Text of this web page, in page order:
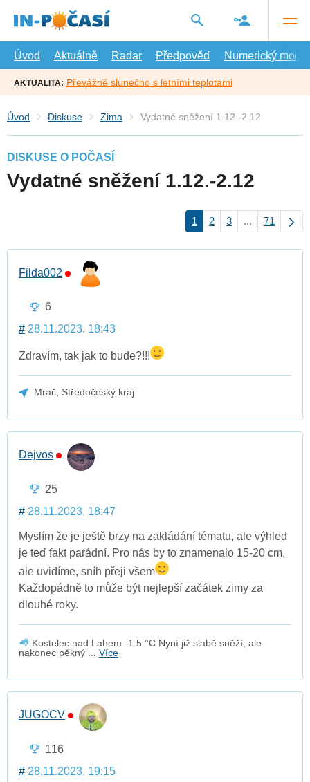
hlavní
Úvod
Aktuálně Radar Předpověď Numerický model
AKTUALITA: Převážně slunečno s letními teplotami
Úvod Diskuse Zima Vydatné sněžení 1.12.-2.12
DISKUSE O POČASÍ
Vydatné sněžení 1.12.-2.12
1 2 3 ... 71
Filda002
6
# 28.11.2023, 18:43
Zdravím, tak jak to bude?!!!
Mrač, Středočeský kraj
Dejvos
25
# 28.11.2023, 18:47
Myslím že je ještě brzy na zakládání tématu, ale výhled
je teď fakt parádní. Pro nás by to znamenalo 15-20 cm,
ale uvidíme, sníh přeji všem
Každopádně to může být nejlepší začátek zimy za
dlouhé roky.
Kostelec nad Labem -1.5 °C Nyní již slabě sněží, ale
nakonec pěkný ... Více
JUGOCV
116
# 28.11.2023, 19:15